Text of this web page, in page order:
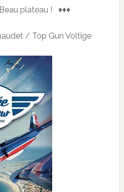
plateau ! ♦♦♦
/ Top Gun Voltige